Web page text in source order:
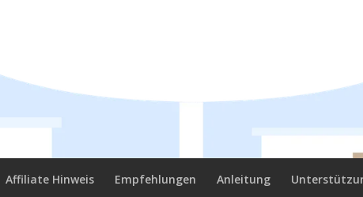
Affiliate Hinweis Empfehlungen Anleitung